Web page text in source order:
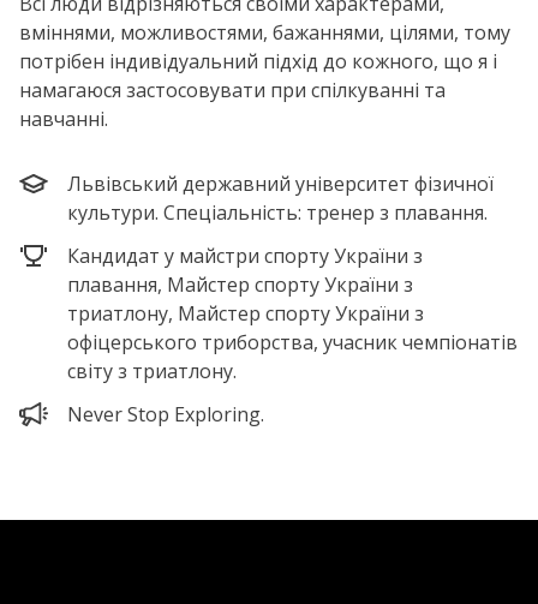
вміннями, можливостями, бажаннями, цілями, тому
потрібен індивідуальний підхід до кожного, що я і
намагаюся застосовувати при спілкуванні та
навчанні.
Львівський державний університет фізичної
культури. Спеціальність: тренер з плавання.
Кандидат у майстри спорту України з
плавання, Майстер спорту України з
триатлону, Майстер спорту України з
офіцерського триборства, учасник чемпіонатів
світу з триатлону.
Never Stop Exploring.